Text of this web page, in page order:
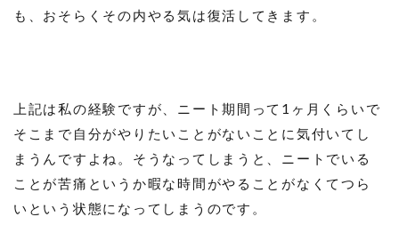
も、おそらくその内やる気は復活してきます。
上記は私の経験ですが、ニート期間って1ヶ月くらいで
そこまで自分がやりたいことがないことに気付いてし
まうんですよね。そうなってしまうと、ニートでいる
ことが苦痛というか暇な時間がやることがなくてつら
いという状態になってしまうのです。